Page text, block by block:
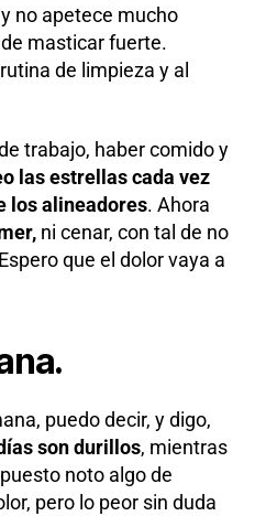
y no apetece mucho
masticar fuerte.
de limpieza y al
trabajo, haber comido y
las estrellas cada vez
los alineadores. Ahora
ni cenar, con tal de no
que el dolor vaya a
puedo decir, y digo,
son durillos, mientras
noto algo de
pero lo peor sin duda